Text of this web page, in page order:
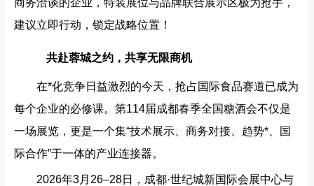
商务洽谈的企业，特装展位与品牌联合展示区极为抢手，
建议立即行动，锁定战略位置！
共赴蓉城之约，共享无限商机
在*化竞争日益激烈的今天，抢占国际食品赛道已成为
每个企业的必修课。第114届成都春季全国糖酒会不仅是
一场展览，更是一个集“技术展示、商务对接、趋势*、国
际合作”于一体的产业连接器。
2026年3月26–28日，成都·世纪城新国际会展中心与